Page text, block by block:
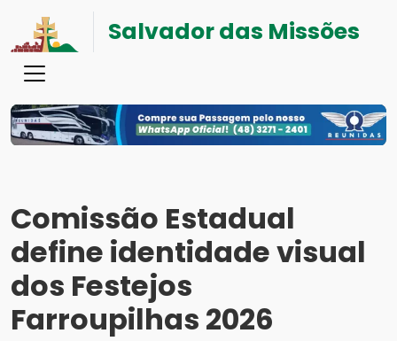
Salvador das Missões
Comissão Estadual
define identidade visual
dos Festejos
Farroupilhas 2026